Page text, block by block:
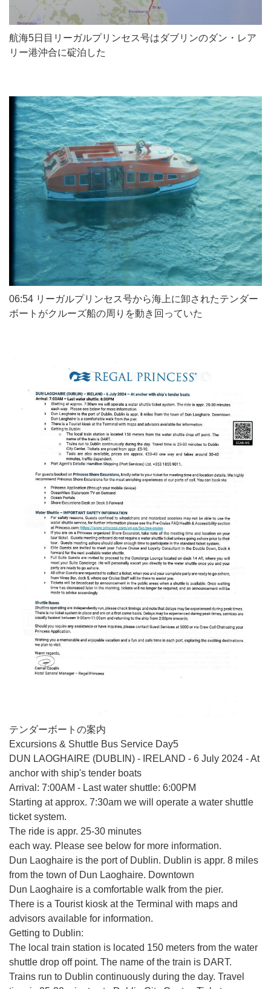
航海5日目リーガルプリンセス号はダブリンのダン・レア
リー港沖合に碇泊した
06:54 リーガルプリンセス号から海上に卸されたテンダー
ボートがクルーズ船の周りを動き回っていた
テンダーボートの案内
Excursions & Shuttle Bus Service Day5
DUN LAOGHAIRE (DUBLIN) - IRELAND - 6 July 2024 - At
anchor with ship's tender boats
Arrival: 7:00AM - Last water shuttle: 6:00PM
Starting at approx. 7:30am we will operate a water shuttle
ticket system.
The ride is appr. 25-30 minutes
each way. Please see below for more information.
Dun Laoghaire is the port of Dublin. Dublin is appr. 8 miles
from the town of Dun Laoghaire. Downtown
Dun Laoghaire is a comfortable walk from the pier.
There is a Tourist kiosk at the Terminal with maps and
advisors available for information.
Getting to Dublin:
The local train station is located 150 meters from the water
shuttle drop off point. The name of the train is DART.
Trains run to Dublin continuously during the day. Travel